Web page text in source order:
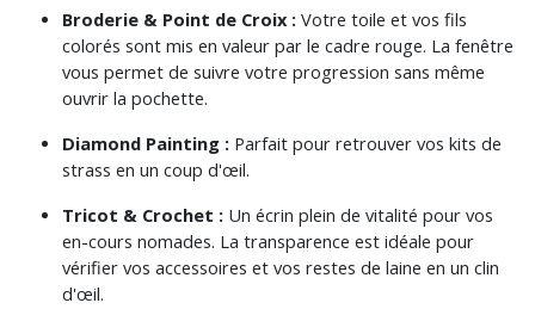
Broderie & Point de Croix : Votre toile et vos fils
colorés sont mis en valeur par le cadre rouge. La fenêtre
vous permet de suivre votre progression sans même
ouvrir la pochette.
Diamond Painting : Parfait pour retrouver vos kits de
strass en un coup d'œil.
Tricot & Crochet : Un écrin plein de vitalité pour vos
en-cours nomades. La transparence est idéale pour
vérifier vos accessoires et vos restes de laine en un clin
d'œil.